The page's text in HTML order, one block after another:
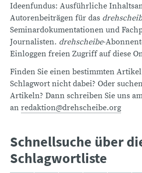
Ideenfundus: Ausführliche
Autorenbeiträgen für das
Seminardokumentationen und
Journalisten. drehscheibe-
Einloggen freien Zugriff auf diese
Finden Sie einen bestimmten
Schlagwort nicht dabei? Oder
Artikeln? Dann schreiben Sie uns
an redaktion@drehscheibe.org
Schnellsuche über
Schlagwortliste